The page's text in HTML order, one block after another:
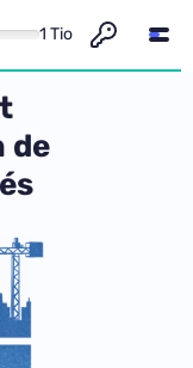
1 Tio
de